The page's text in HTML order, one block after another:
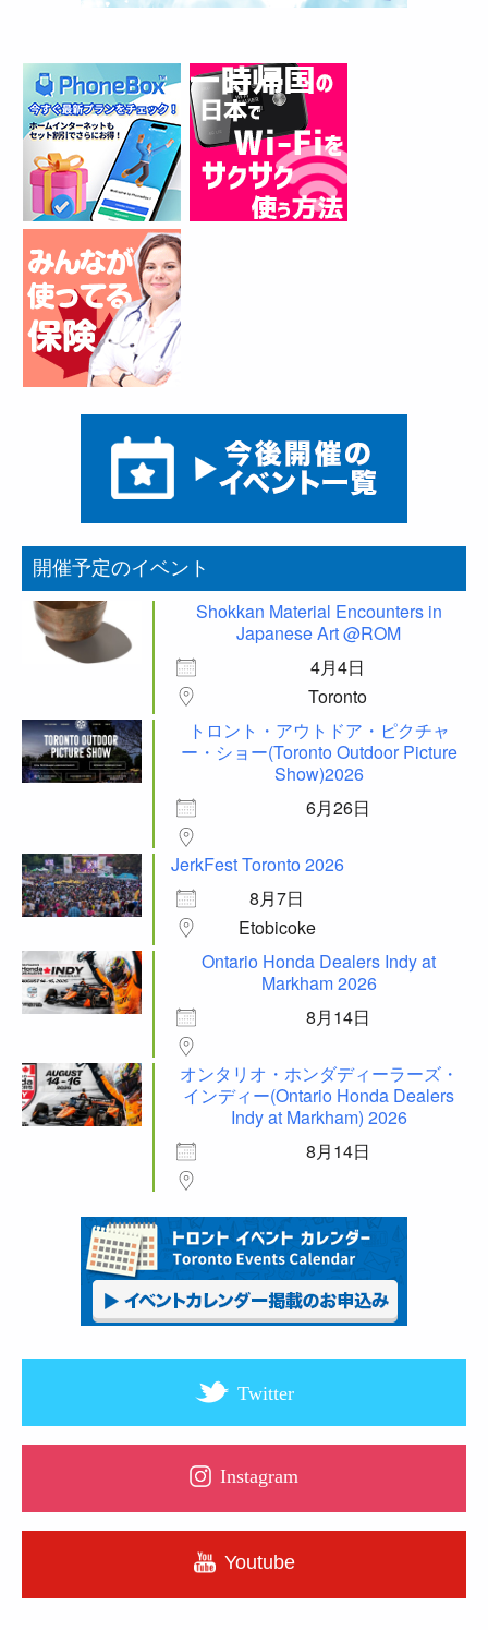
開催予定のイベント
Shokkan Material Encounters in
Japanese Art @ROM
4月4日
Toronto
トロント・アウトドア・ピクチャ
ー・ショー(Toronto Outdoor Picture
Show)2026
6月26日
JerkFest Toronto 2026
8月7日
Etobicoke
Ontario Honda Dealers Indy at
Markham 2026
8月14日
オンタリオ・ホンダディーラーズ・
インディー(Ontario Honda Dealers
Indy at Markham) 2026
8月14日
Twitter
Instagram
Youtube